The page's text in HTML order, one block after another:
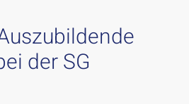
der SG